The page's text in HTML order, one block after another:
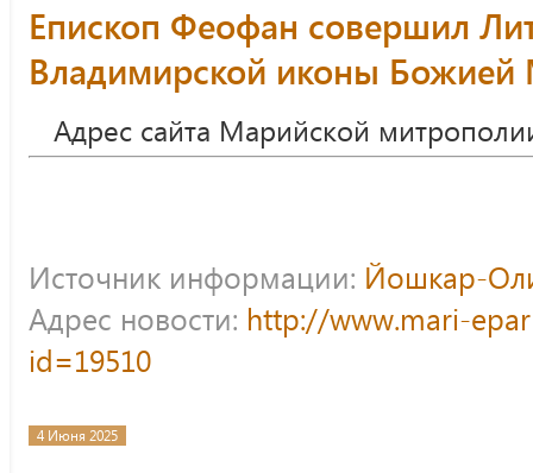
Епископ Феофан совершил
Владимирской иконы Божией
Адрес сайта Марийской
Источник информации: Йошкар-
Адрес новости: http://www.mari-
id=19510
4 Июня 2025